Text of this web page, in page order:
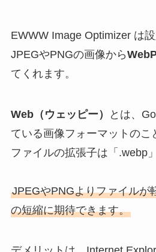
EWWW Image Optimizer は設
JPEGやPNGの画像から
てくれます。
Web（ウェッピー）
とは、
ている画像フォーマットのこ
ファイルの拡張子は「.webp」
JPEGやPNGよりファイルが
の短縮に期待できます。